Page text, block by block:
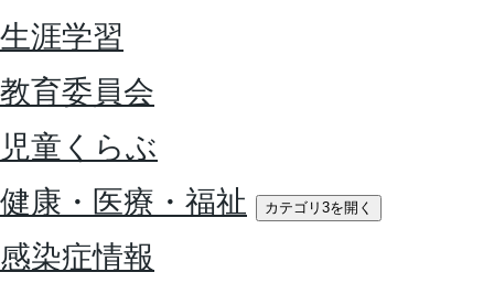
生涯学習
教育委員会
児童くらぶ
健康・医療・福祉
カテゴリ3を開く
感染症情報